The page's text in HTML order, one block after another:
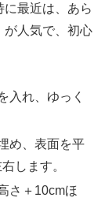
最近は、あら
が人気で、初心
入れ、ゆっく
め、表面を平
します。
さ＋10cmほ